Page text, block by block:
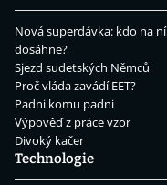
Nová superdávka: kdo na ní
dosáhne?
Sjezd sudetských Němců
Proč vláda zavádí EET?
Padni komu padni
Výpověď z práce vzor
Divoký kačer
Technologie